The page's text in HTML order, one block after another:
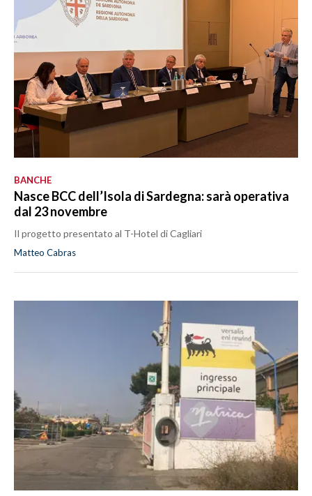
BANCHE
Nasce BCC dell’Isola di Sardegna: sarà operativa
dal 23 novembre
Il progetto presentato al T-Hotel di Cagliari
Matteo Cabras